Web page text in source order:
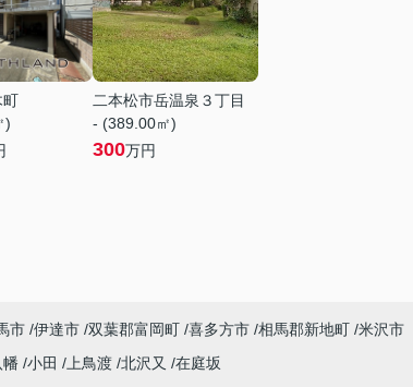
町
)
二本松市岳温泉３丁目
- (389.00㎡)
300万円
市 伊達市 双葉郡富岡町 喜多方市 相馬郡新地町 米沢市
幡 小田 上鳥渡 北沢又
在庭坂